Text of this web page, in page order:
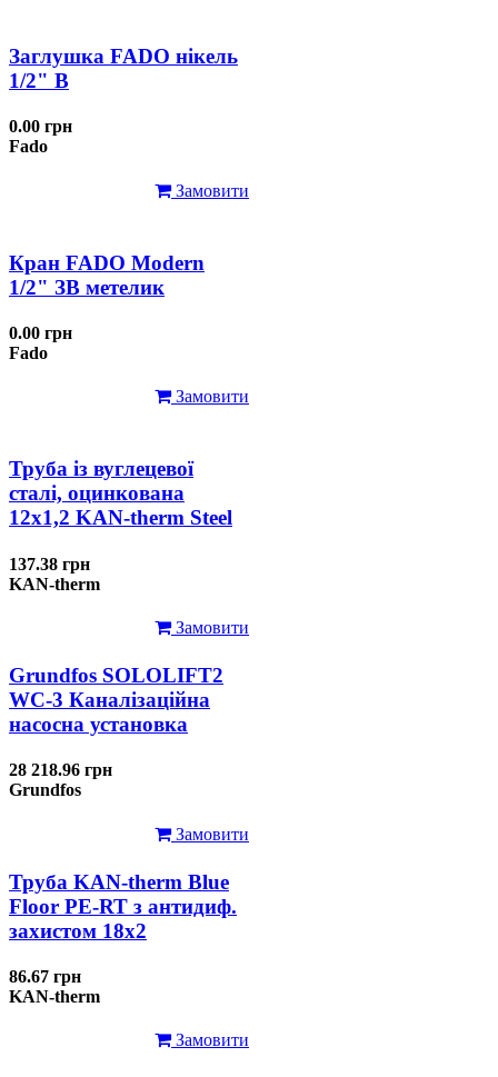
Заглушка FADO нікель
1/2" В
0.00 грн
Fado
Замовити
Кран FADO Modern
1/2" ЗВ метелик
0.00 грн
Fado
Замовити
Труба із вуглецевої
сталі, оцинкована
12x1,2 KAN-therm Steel
137.38 грн
KAN-therm
Замовити
Grundfos SOLOLIFT2
WC-3 Каналізаційна
насосна установка
28 218.96 грн
Grundfos
Замовити
Труба KAN-therm Blue
Floor PE-RT з антидиф.
захистом 18х2
86.67 грн
KAN-therm
Замовити